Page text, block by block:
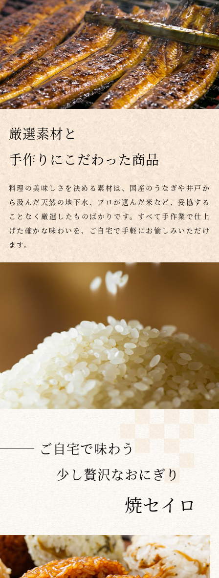
厳選素材と
手作りにこだわった商品
料理の美味しさを決める素材は、国産のうなぎや井戸か
ら汲んだ天然の地下水、プロが選んだ米など、妥協する
ことなく厳選したものばかりです。 すべて手作業で仕上
げた確かな味わいを、ご自宅で手軽にお愉しみいただけ
ます。
ご自宅で味わう
少し贅沢なおにぎり
焼セイロ